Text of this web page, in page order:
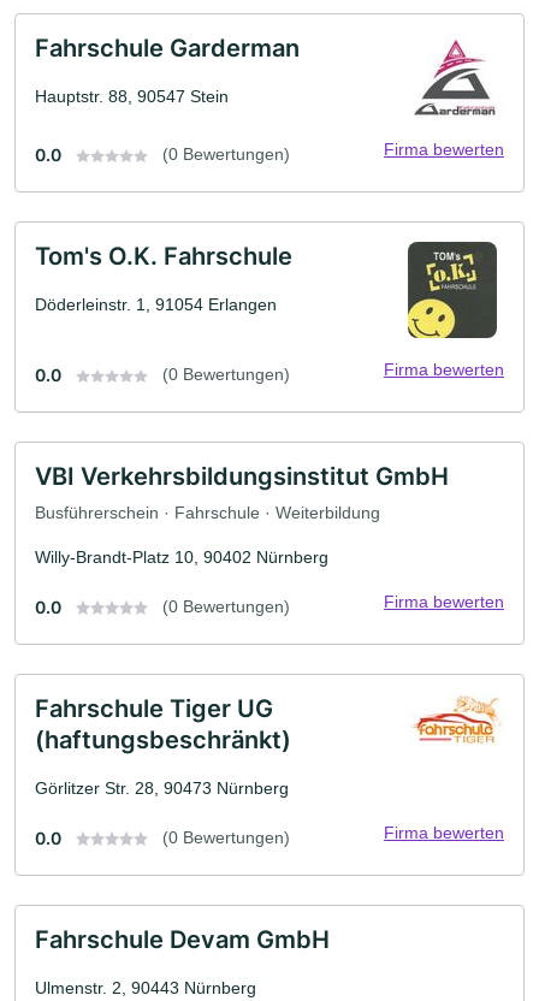
Fahrschule Garderman
Hauptstr. 88, 90547 Stein
0.0 (0 Bewertungen) Firma bewerten
Tom's O.K. Fahrschule
Döderleinstr. 1, 91054 Erlangen
0.0 (0 Bewertungen) Firma bewerten
VBI Verkehrsbildungsinstitut GmbH
Busführerschein · Fahrschule · Weiterbildung
Willy-Brandt-Platz 10, 90402 Nürnberg
0.0 (0 Bewertungen) Firma bewerten
Fahrschule Tiger UG
(haftungsbeschränkt)
Görlitzer Str. 28, 90473 Nürnberg
0.0 (0 Bewertungen) Firma bewerten
Fahrschule Devam GmbH
Ulmenstr. 2, 90443 Nürnberg